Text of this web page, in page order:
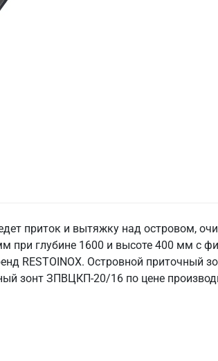
приток и вытяжку над островом,
при глубине 1600 и высоте 400 мм с
RESTOINOX. Островной приточный
зонт ЗПВЦКП-20/16 по цене